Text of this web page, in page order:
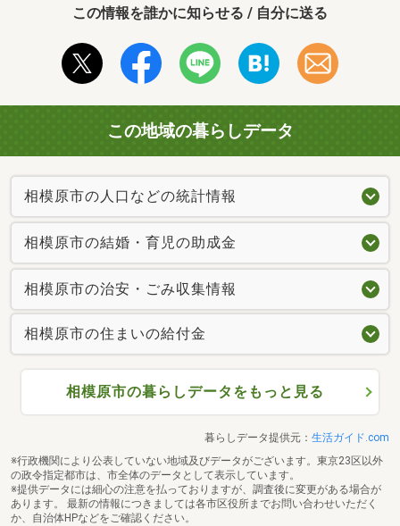
この情報を誰かに知らせる / 自分に送る
この地域の暮らしデータ
相模原市の人口などの統計情報
相模原市の結婚・育児の助成金
相模原市の治安・ごみ収集情報
相模原市の住まいの給付金
相模原市の暮らしデータをもっと見る
暮らしデータ提供元： 生活ガイド.com
※行政機関により公表していない地域及びデータがございます。東京23区以外
の政令指定都市は、市全体のデータとして表示しています。
※提供データには細心の注意を払っておりますが、調査後に変更がある場合が
あります。 最新の情報につきましては各市区役所までお問い合わせいただく
か、自治体HPなどをご確認ください。